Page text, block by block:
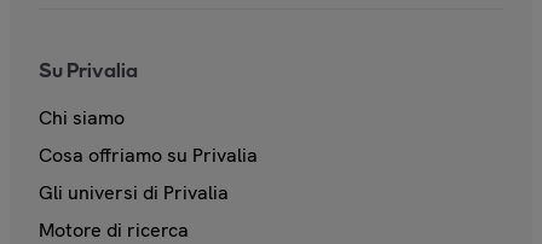
Su Privalia
Chi siamo
Cosa offriamo su Privalia
Gli universi di Privalia
Motore di ricerca